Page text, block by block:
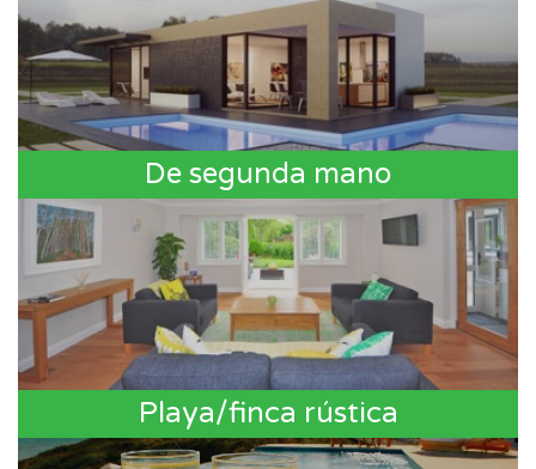
De segunda mano
Playa/finca rústica